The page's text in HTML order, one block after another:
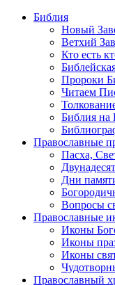
Библия
Новый
Ветхий
Кто есть
Пророки
Читаем
Библия на
Православные
Пасха,
Дни
Вопросы
Православные
Иконы
Иконы
Иконы
Православный